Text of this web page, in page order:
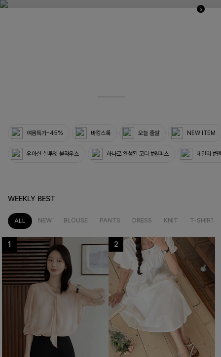
0
여름특가~45% 바캉스룩 오늘 출발 NEW ITEM
우아한 실루엣 블라우스 하나로 완성된 코디 #원피스 데일리 #
WEEKLY BEST
ALL NEW BLOUSE PANTS DRESS KNIT T-SHIRT